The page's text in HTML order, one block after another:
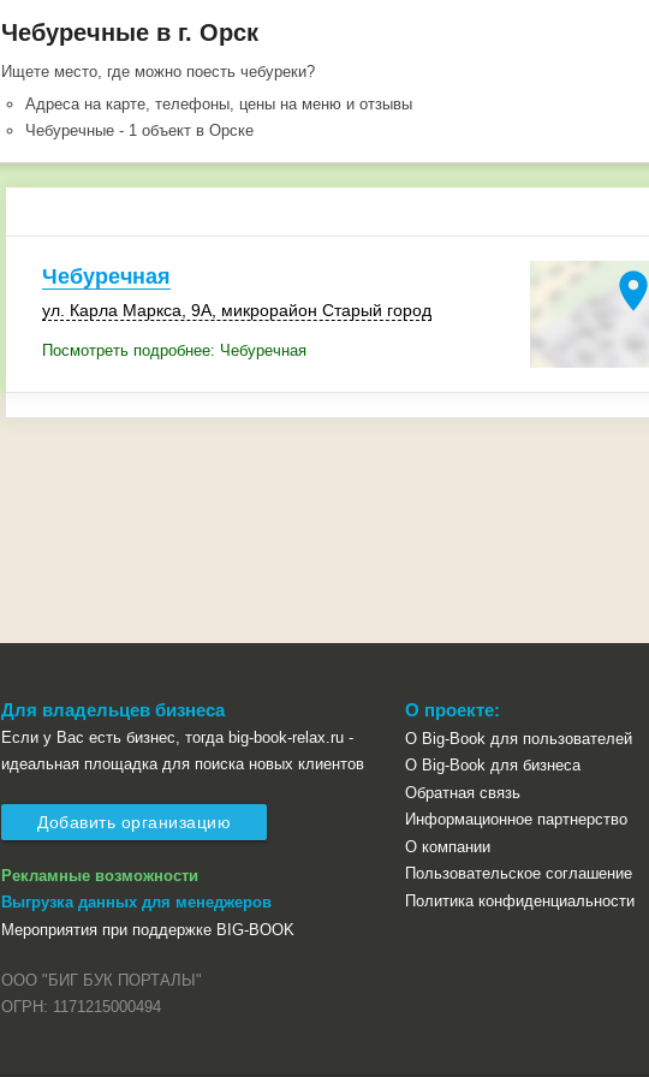
Чебуречные в г. Орск
Ищете место, где можно поесть чебуреки?
Адреса на карте, телефоны, цены на меню и отзывы
Чебуречные - 1 объект в Орске
Чебуречная
ул. Карла Маркса, 9А, микрорайон Старый город
Посмотреть подробнее: Чебуречная
location_on
Для владельцев бизнеса
Если у Вас есть бизнес, тогда big-book-relax.ru -
идеальная площадка для поиска новых клиентов
Добавить организацию
Рекламные возможности
Выгрузка данных для менеджеров
Мероприятия при поддержке BIG-BOOK
О проекте:
О Big-Book для пользователей
О Big-Book для бизнеса
Обратная связь
Информационное партнерство
О компании
Пользовательское соглашение
Политика конфиденциальности
ООО "БИГ БУК ПОРТАЛЫ"
ОГРН: 1171215000494